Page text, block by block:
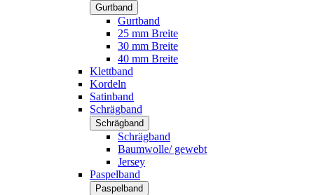
Gurtband
Gurtband
25 mm Breite
30 mm Breite
40 mm Breite
Klettband
Kordeln
Satinband
Schrägband
Schrägband
Schrägband
Baumwolle/ gewebt
Jersey
Paspelband
Paspelband